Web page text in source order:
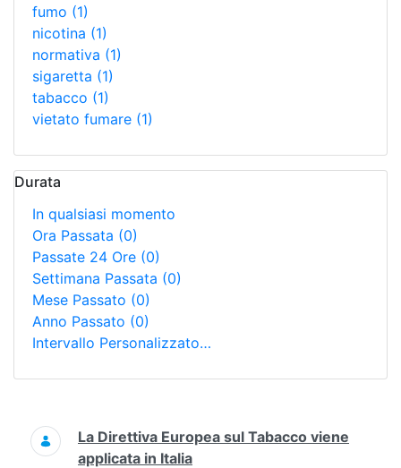
fumo (1)
nicotina (1)
normativa (1)
sigaretta (1)
tabacco (1)
vietato fumare (1)
Durata
In qualsiasi momento
Ora Passata (0)
Passate 24 Ore (0)
Settimana Passata (0)
Mese Passato (0)
Anno Passato (0)
Intervallo Personalizzato…
Ricerca
La Direttiva Europea sul Tabacco viene
applicata in Italia